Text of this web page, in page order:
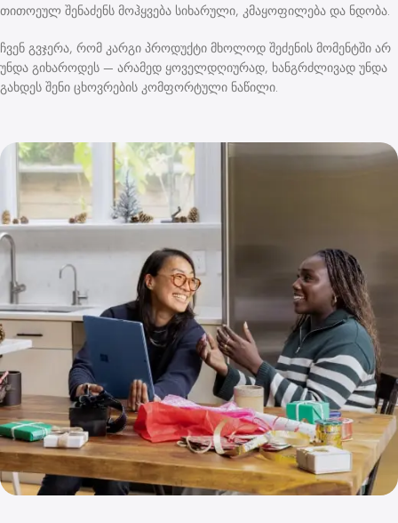
თითოეულ შენაძენს მოჰყვება სიხარული, კმაყოფილება და ნდობა.
ჩვენ გვჯერა, რომ კარგი პროდუქტი მხოლოდ შეძენის მომენტში არ
უნდა გიხაროდეს — არამედ ყოველდღიურად, ხანგრძლივად უნდა
გახდეს შენი ცხოვრების კომფორტული ნაწილი.